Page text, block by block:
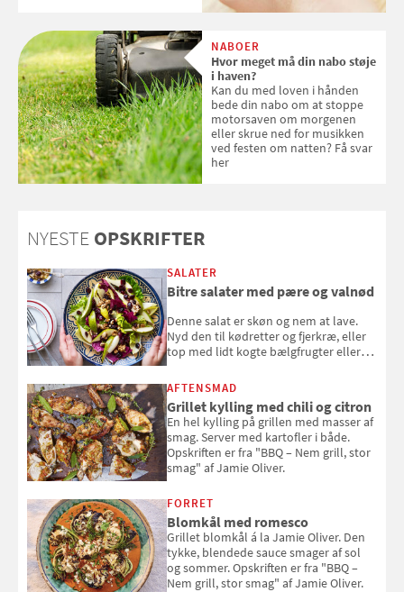
med SPF kan erstatte
solcreme, når man bevæger
sig ud i solen
NABOER
Hvor meget må din nabo støje
i haven?
Kan du med loven i hånden
bede din nabo om at stoppe
motorsaven om morgenen
eller skrue ned for musikken
ved festen om natten? Få svar
her
NYESTE OPSKRIFTER
SALATER
Bitre salater med pære og valnød
Denne salat er skøn og nem at lave.
Nyd den til kødretter og fjerkræ, eller
top med lidt kogte bælgfrugter eller
selvstændigt måltid. Opskriften er fra
Louisa Lorangs kogebog "Salat".
AFTENSMAD
Grillet kylling med chili og citron
En hel kylling på grillen med masser af
smag. Server med kartofler i både.
Opskriften er fra "BBQ – Nem grill, stor
smag" af Jamie Oliver.
FORRET
Blomkål med romesco
Grillet blomkål á la Jamie Oliver. Den
tykke, blendede sauce smager af sol
og sommer. Opskriften er fra "BBQ –
Nem grill, stor smag" af Jamie Oliver.